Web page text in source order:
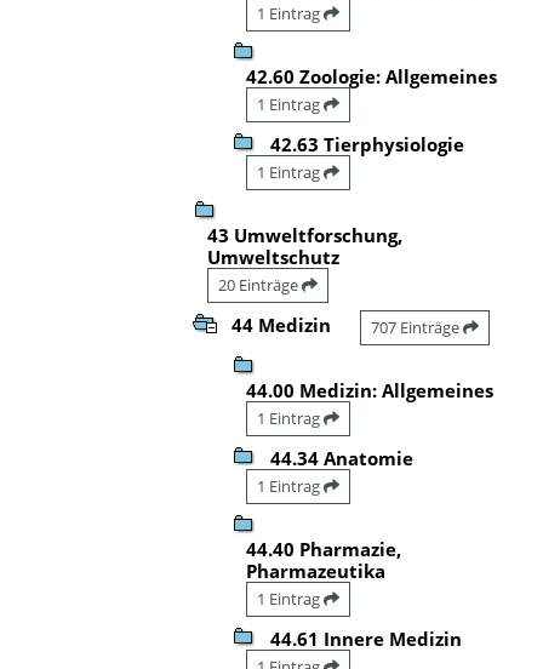
1 Eintrag
42.60 Zoologie: Allgemeines
1 Eintrag
42.63 Tierphysiologie
1 Eintrag
43 Umweltforschung,
Umweltschutz
20 Einträge
44 Medizin 707 Einträge
44.00 Medizin: Allgemeines
1 Eintrag
44.34 Anatomie
1 Eintrag
44.40 Pharmazie,
Pharmazeutika
1 Eintrag
44.61 Innere Medizin